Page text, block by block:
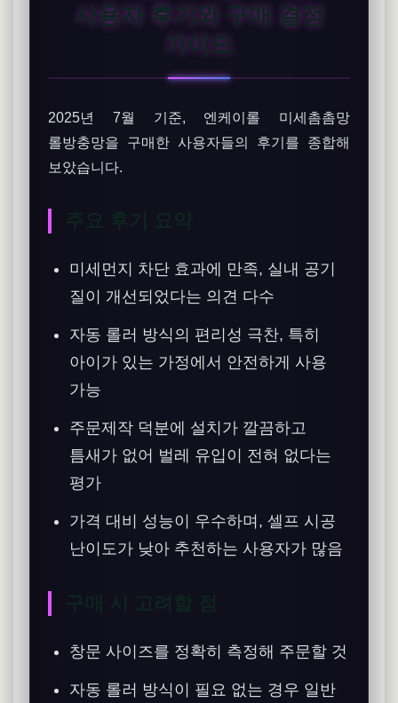
사용자 후기와 구매 결정
가이드
2025년 7월 기준, 엔케이롤 미세촘촘망
롤방충망을 구매한 사용자들의 후기를 종합해
보았습니다.
미세먼지 차단 효과에 만족, 실내 공기
질이 개선되었다는 의견 다수
자동 롤러 방식의 편리성 극찬, 특히
아이가 있는 가정에서 안전하게 사용
가능
주문제작 덕분에 설치가 깔끔하고
틈새가 없어 벌레 유입이 전혀 없다는
평가
가격 대비 성능이 우수하며, 셀프 시공
난이도가 낮아 추천하는 사용자가 많음
창문 사이즈를 정확히 측정해 주문할 것
자동 롤러 방식이 필요 없는 경우 일반